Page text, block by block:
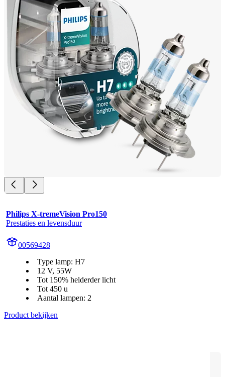
Philips X-tremeVision Pro150
Prestaties en levensduur
00569428
Type lamp: H7
12 V, 55W
Tot 150% helderder licht
Tot 450 u
Aantal lampen: 2
Product bekijken